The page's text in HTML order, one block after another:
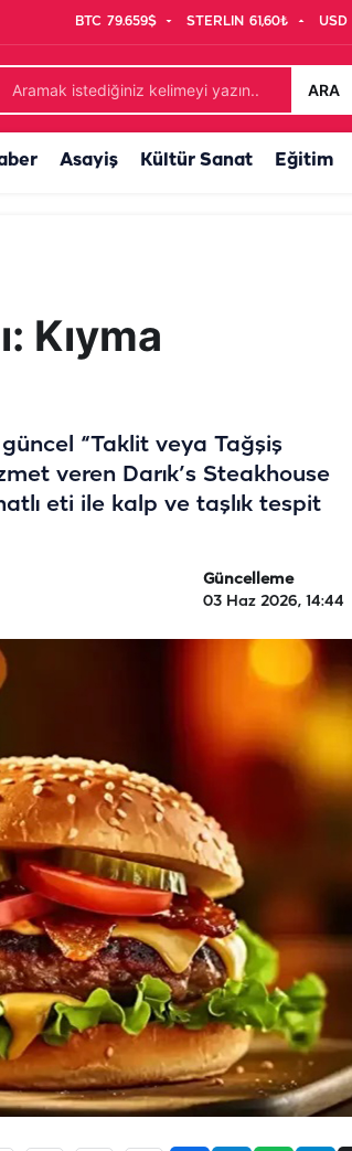
BTC 79.659$ STERLIN 61,60₺ USD
ARA
Asayiş Kültür Sanat Eğitim
Kıyma
güncel “Taklit veya Tağşiş
veren Darık’s Steakhouse
eti ile kalp ve taşlık tespit
Güncelleme
03 Haz 2026, 14:44